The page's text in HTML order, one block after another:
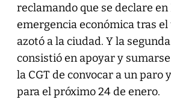
reclamando que se declare en
emergencia económica tras
azotó a la ciudad. Y la
consistió en apoyar y
la CGT de convocar a un paro
para el próximo 24 de enero.